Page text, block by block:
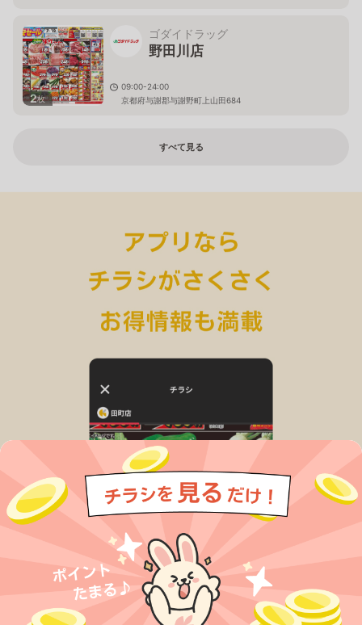
2枚
ゴダイドラッグ
野田川店
09:00-24:00
京都府与謝郡与謝野町上山田684
すべて見る